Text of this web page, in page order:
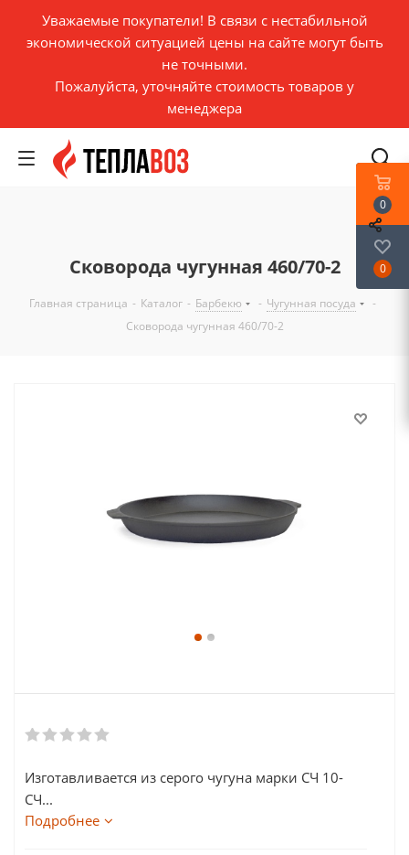
Уважаемые покупатели! В связи с нестабильной
экономической ситуацией цены на сайте могут быть
не точными.
Пожалуйста, уточняйте стоимость товаров у
менеджера
Сковорода чугунная 460/70-2
Главная страница - Каталог - Барбекю - Чугунная посуда
-
Сковорода чугунная 460/70-2
Изготавливается из серого чугуна марки СЧ 10-
СЧ...
Подробнее
0
0